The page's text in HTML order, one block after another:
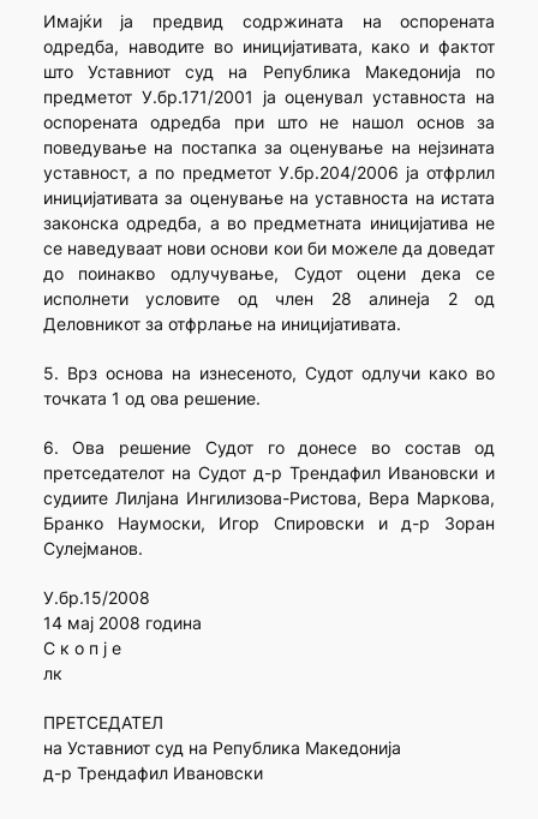
Имајќи ја предвид содржината на оспорената
одредба, наводите во иницијативата, како и фактот
што Уставниот суд на Република Македонија по
предметот У.бр.171/2001 ја оценувал уставноста на
оспорената одредба при што не нашол основ за
поведување на постапка за оценување на нејзината
уставност, а по предметот У.бр.204/2006 ја отфрлил
иницијативата за оценување на уставноста на истата
законска одредба, а во предметната иницијатива не
се наведуваат нови основи кои би можеле да доведат
до поинакво одлучување, Судот оцени дека се
исполнети условите од член 28 алинеја 2 од
Деловникот за отфрлање на иницијативата.
5. Врз основа на изнесеното, Судот одлучи како во
точката 1 од ова решение.
6. Ова решение Судот го донесе во состав од
претседателот на Судот д-р Трендафил Ивановски и
судиите Лилјана Ингилизова-Ристова, Вера Маркова,
Бранко Наумоски, Игор Спировски и д-р Зоран
Сулејманов.
У.бр.15/2008
14 мај 2008 година
С к о п ј е
лк
ПРЕТСЕДАТЕЛ
на Уставниот суд на Република Македонија
д-р Трендафил Ивановски